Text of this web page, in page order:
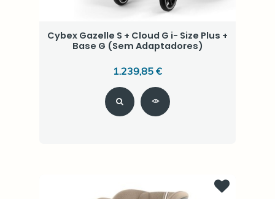
Cybex Gazelle S + Cloud G i- Size Plus +
Base G (Sem Adaptadores)
1.239,85 €